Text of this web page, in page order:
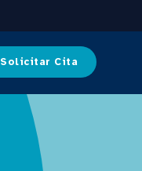
Solicitar Cita